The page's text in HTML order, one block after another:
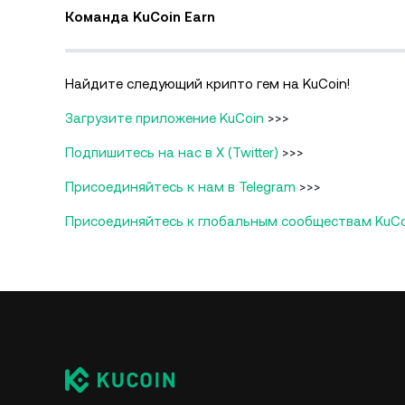
Команда KuCoin Earn
Найдите следующий крипто гем на KuCoin!
Загрузите приложение KuCoin >>>
Подпишитесь на нас в X (Twitter) >>>
Присоединяйтесь к нам в Telegram >>>
Присоединяйтесь к глобальным сообществам